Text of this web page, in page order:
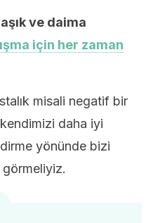
ve daima
için her zaman
misali negatif bir
daha iyi
yönünde bizi